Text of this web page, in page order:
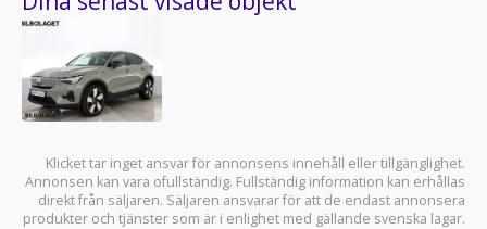
Klicket tar inget ansvar för annonsens innehåll eller tillgänglighet.
Annonsen kan vara ofullständig. Fullständig information kan erhållas
direkt från säljaren. Säljaren ansvarar för att de endast annonsera
produkter och tjänster som är i enlighet med gällande svenska lagar.